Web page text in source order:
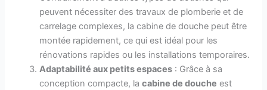
peuvent nécessiter des travaux de plomberie et de
carrelage complexes, la cabine de douche peut être
montée rapidement, ce qui est idéal pour les
rénovations rapides ou les installations temporaires.
Adaptabilité aux petits espaces : Grâce à sa
conception compacte, lacabine de douche est